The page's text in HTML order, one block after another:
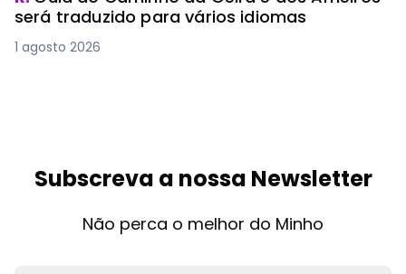
será traduzido para vários idiomas
1 agosto 2026
Subscreva a nossa Newsletter
Não perca o melhor do Minho